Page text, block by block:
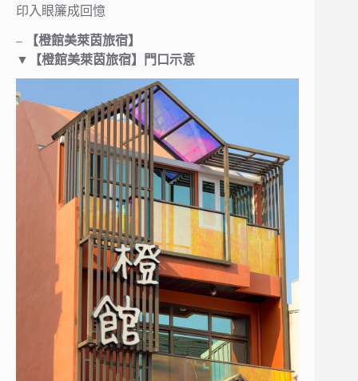
印入眼簾成回憶
–
【橙館美萊茵旅宿】
▼
【橙館美萊茵旅宿】門口示意